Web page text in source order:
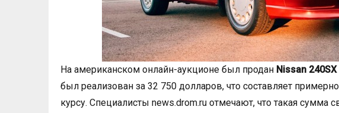
На американском онлайн-аукционе был продан Nissan 240SX
был реализован за 32 750 долларов, что составляет
курсу. Специалисты news.drom.ru отмечают, что такая сумма